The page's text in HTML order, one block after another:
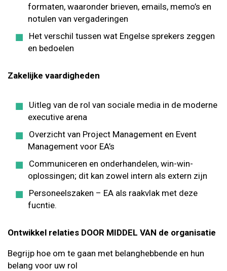
formaten, waaronder brieven, emails, memo’s en
notulen van vergaderingen
Het verschil tussen wat Engelse sprekers zeggen
en bedoelen
Zakelijke vaardigheden
Uitleg van de rol van sociale media in de moderne
executive arena
Overzicht van Project Management en Event
Management voor EA’s
Communiceren en onderhandelen, win-win-
oplossingen; dit kan zowel intern als extern zijn
Personeelszaken – EA als raakvlak met deze
fucntie.
Ontwikkel relaties DOOR MIDDEL VAN de organisatie
Begrijp hoe om te gaan met belanghebbende en hun
belang voor uw rol